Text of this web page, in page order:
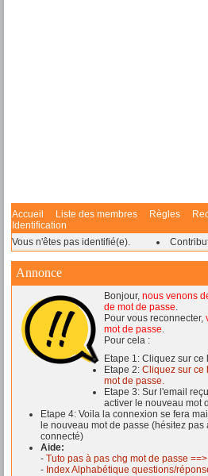
Accueil Liste des membres Règles
Identification
Vous n'êtes pas identifié(e).
Annonce
Bonjour, nous venons
de mot de passe.
Pour vous reconnecter,
mot de passe.
Pour cela :
Etape 1: Cliquez sur
Etape 2: Cliquez sur ce
mot de passe.
Etape 3: Sur l'email
activer le nouveau mot
Etape 4: Voila la connexion se fera
le nouveau mot de passe (hésitez
connecté)
Aide:
- Tuto pas à pas chg mot de passe
- Index Alphabétique questions/